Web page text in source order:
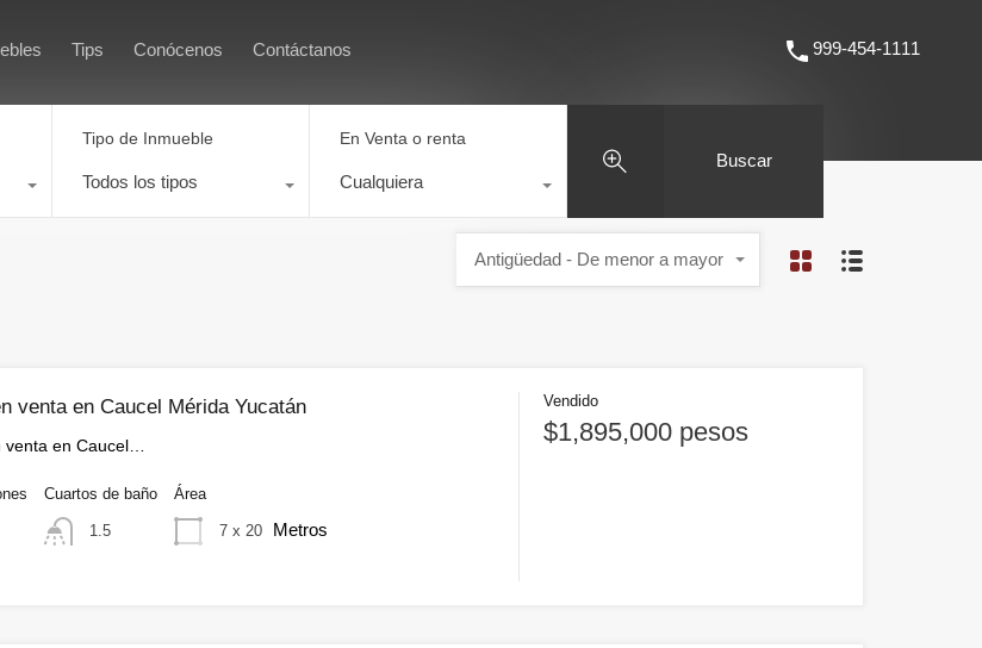
Inicio Todos los Inmuebles 999-454-1111
Tips Conócenos Contáctanos 999-454-1111
Tipo de Inmueble
Todos los tipos
En Venta o renta
Cualquiera
Buscar
Antigüedad - De menor a mayor
venta en Caucel Mérida Yucatán
venta en Caucel…
Cuartos de baño
1.5
Área
7 x 20 Metros
Vendido
$1,895,000 pesos